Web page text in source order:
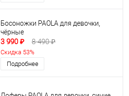
Босоножки PAOLA для девочки,
чёрные
3 990 ₽ 8 490 ₽
Скидка 53%
Подробнее